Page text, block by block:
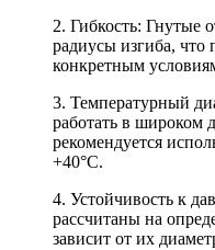
2. Гибкость: Гнутые
радиусы изгиба, что
конкретным
3. Температурный
работать в широком
рекомендуется
+40°C.
4. Устойчивость к
рассчитаны на
зависит от их